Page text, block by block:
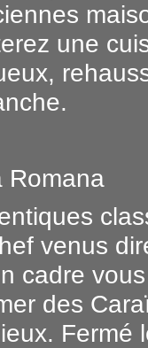
une
Romana
venus
cadre
des
Fermé